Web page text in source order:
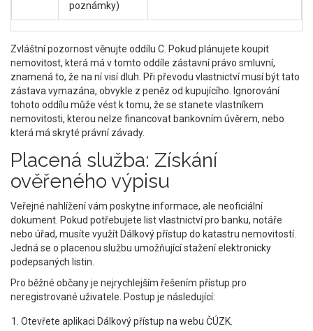
poznámky)
Zvláštní pozornost věnujte oddílu C. Pokud plánujete koupit
nemovitost, která má v tomto oddíle zástavní právo smluvní,
znamená to, že na ní visí dluh. Při převodu vlastnictví musí být tato
zástava vymazána, obvykle z peněz od kupujícího. Ignorování
tohoto oddílu může vést k tomu, že se stanete vlastníkem
nemovitosti, kterou nelze financovat bankovním úvěrem, nebo
která má skryté právní závady.
Placená služba: Získání
ověřeného výpisu
Veřejné nahlížení vám poskytne informace, ale neoficiální
dokument. Pokud potřebujete list vlastnictví pro banku, notáře
nebo úřad, musíte využít Dálkový přístup do katastru nemovitostí.
Jedná se o placenou službu umožňující stažení elektronicky
podepsaných listin.
Pro běžné občany je nejrychlejším řešením přístup pro
neregistrované uživatele. Postup je následující:
Otevřete aplikaci Dálkový přístup na webu ČÚZK.